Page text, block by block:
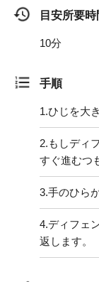
目安所要時
10分
手順
1.ひじを大
2. もしディ
すぐ進むつ
3.手のひら
4.ディフェ
返します。